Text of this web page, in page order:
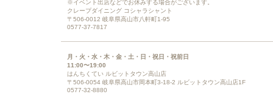
※イベント出店などでお休みする場合がございます。
クレープダイニング コシャラシャント
〒506-0012 岐阜県高山市八軒町1-95
0577-37-7817
月・火・水・木・金・土・日・祝日・祝前日
11:00〜19:00
はんちくてい ルビットタウン高山店
〒506-0054 岐阜県高山市岡本町3-18-2 ルビットタウン高山店1F
0577-32-8880